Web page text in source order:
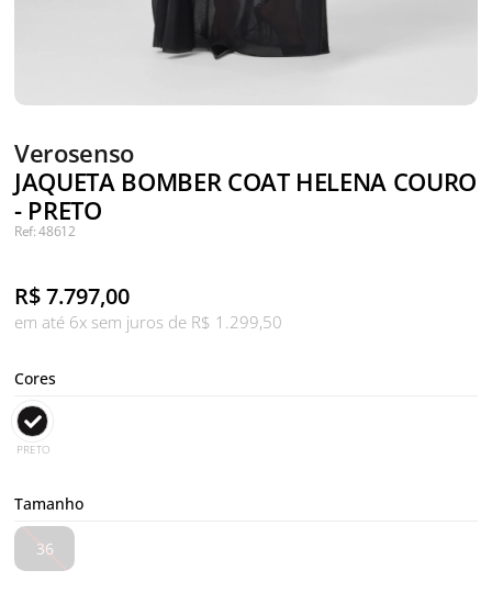
Verosenso
JAQUETA BOMBER COAT HELENA COURO
- PRETO
Ref: 48612
R$7.797,00
em até 6x sem juros de R$ 1.299,50
Cores
PRETO
Tamanho
36